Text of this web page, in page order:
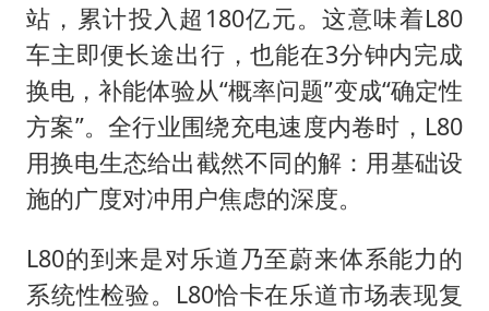
站，累计投入超180亿元。这意味着L80
车主即便长途出行，也能在3分钟内完成
换电，补能体验从“概率问题”变成“确定性
方案”。全行业围绕充电速度内卷时，L80
用换电生态给出截然不同的解：用基础设
施的广度对冲用户焦虑的深度。
L80的到来是对乐道乃至蔚来体系能力的
系统性检验。L80恰卡在乐道市场表现复